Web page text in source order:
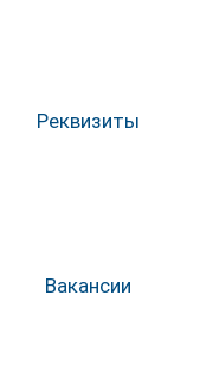
Реквизиты
Вакансии